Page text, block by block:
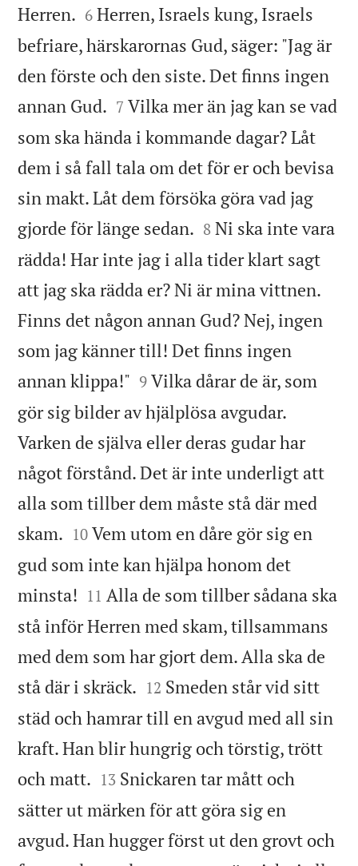
Herren. 

6 Herren, Israels kung, Israels
befriare, härskarornas Gud, säger: "Jag är
den förste och den siste. Det finns ingen
annan Gud. 

7 Vilka mer än jag kan se vad
som ska hända i kommande dagar? Låt
dem i så fall tala om det för er och bevisa
sin makt. Låt dem försöka göra vad jag
gjorde för länge sedan. 

8 Ni ska inte vara
rädda! Har inte jag i alla tider klart sagt
att jag ska rädda er? Ni är mina vittnen.
Finns det någon annan Gud? Nej, ingen
som jag känner till! Det finns ingen
annan klippa!" 

9 Vilka dårar de är, som
gör sig bilder av hjälplösa avgudar.
Varken de själva eller deras gudar har
något förstånd. Det är inte underligt att
alla som tillber dem måste stå där med
skam. 

10 Vem utom en dåre gör sig en
gud som inte kan hjälpa honom det
minsta! 

11 Alla de som tillber sådana ska
stå inför Herren med skam, tillsammans
med dem som har gjort dem. Alla ska de
stå där i skräck. 

12 Smeden står vid sitt
städ och hamrar till en avgud med all sin
kraft. Han blir hungrig och törstig, trött
och matt. 

13 Snickaren tar mått och
sätter ut märken för att göra sig en
avgud. Han hugger först ut den grovt och